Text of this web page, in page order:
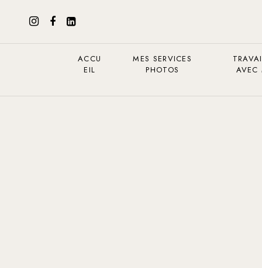
ACCU
EIL
MES SERVICES
PHOTOS
AVEC